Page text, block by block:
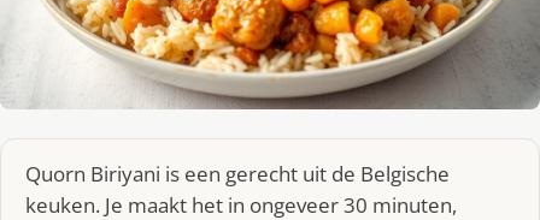
Quorn Biriyani is een gerecht uit de Belgische
keuken. Je maakt het in ongeveer 30 minuten,